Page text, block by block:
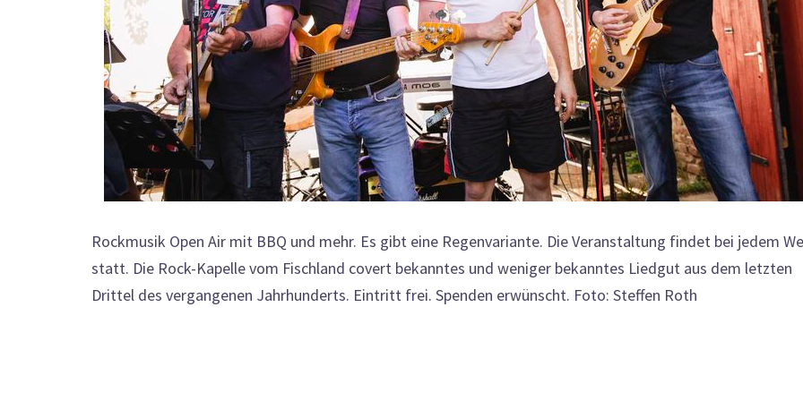
Rockmusik Open Air mit BBQ und mehr. Es gibt eine Regenvariante. Die Veranstaltung findet bei jedem
statt. Die Rock-Kapelle vom Fischland covert bekanntes und weniger bekanntes Liedgut aus dem letzten
Drittel des vergangenen Jahrhunderts. Eintritt frei. Spenden erwünscht. Foto: Steffen Roth